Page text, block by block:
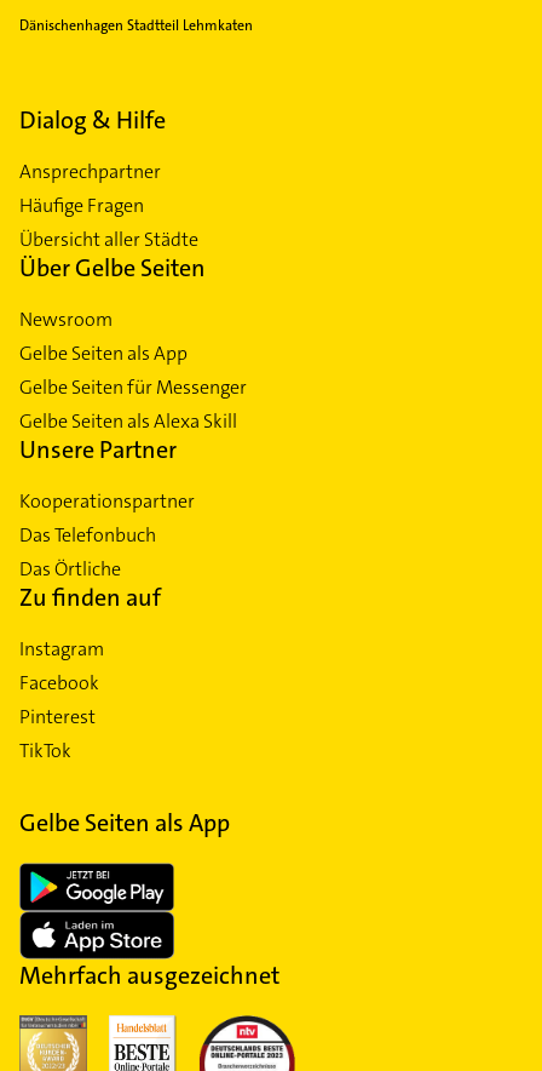
Dänischenhagen Stadtteil Lehmkaten
Dialog & Hilfe
Ansprechpartner
Häufige Fragen
Übersicht aller Städte
Über Gelbe Seiten
Newsroom
Gelbe Seiten als App
Gelbe Seiten für Messenger
Gelbe Seiten als Alexa Skill
Unsere Partner
Kooperationspartner
Das Telefonbuch
Das Örtliche
Zu finden auf
Instagram
Facebook
Pinterest
TikTok
Gelbe Seiten als App
Mehrfach ausgezeichnet